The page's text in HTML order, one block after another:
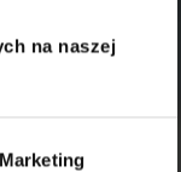
na naszej
Marketing